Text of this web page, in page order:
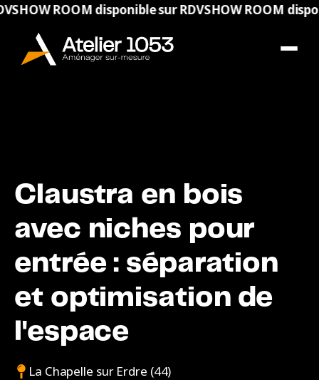
ROOM disponible sur RDVSHOW ROOM disponible
Claustra en bois
avec niches pour
entrée : séparation
et optimisation de
l'espace
La Chapelle sur Erdre (44)